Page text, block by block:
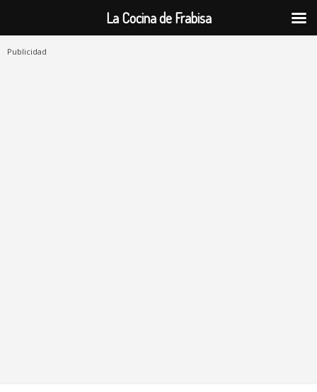
Publicidad
La Cocina de Frabisa